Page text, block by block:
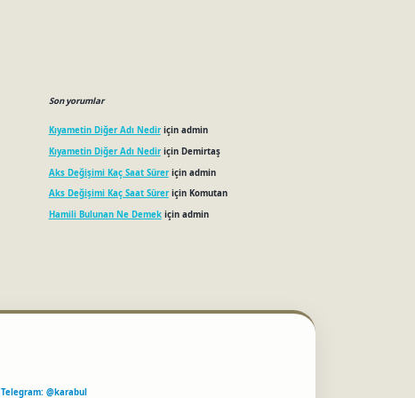
Son yorumlar
Kıyametin Diğer Adı Nediriçin admin
Kıyametin Diğer Adı Nediriçin Demirtaş
Aks Değişimi Kaç Saat Süreriçin admin
Aks Değişimi Kaç Saat Süreriçin Komutan
Hamili Bulunan Ne Demekiçin admin
Telegram: @karabul